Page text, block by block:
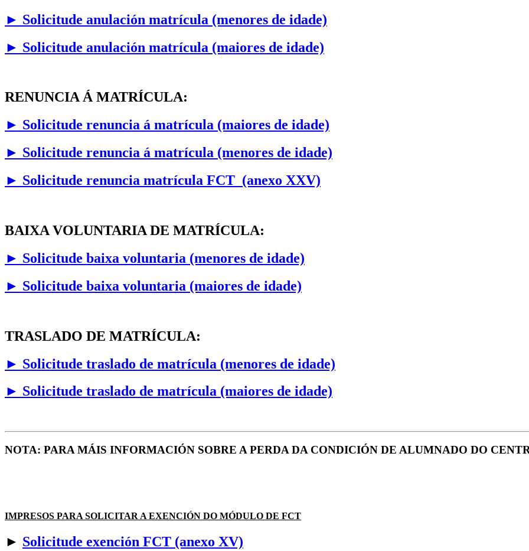
► Solicitude anulación matrícula (menores de idade)
► Solicitude anulación matrícula (maiores de idade)
RENUNCIA Á MATRÍCULA:
► Solicitude renuncia á matrícula (maiores de idade)
► Solicitude renuncia á matrícula (menores de idade)
► Solicitude renuncia matrícula FCT (anexo XXV)
BAIXA VOLUNTARIA DE MATRÍCULA:
► Solicitude baixa voluntaria (menores de idade)
► Solicitude baixa voluntaria (maiores de idade)
TRASLADO DE MATRÍCULA:
► Solicitude traslado de matrícula (menores de idade)
► Solicitude traslado de matrícula (maiores de idade)
NOTA: PARA MÁIS INFORMACIÓN SOBRE A PERDA DA CONDICIÓN DE ALUMNADO DO
IMPRESOS PARA SOLICITAR A EXENCIÓN DO MÓDULO DE FCT
► Solicitude exención FCT (anexo XV)